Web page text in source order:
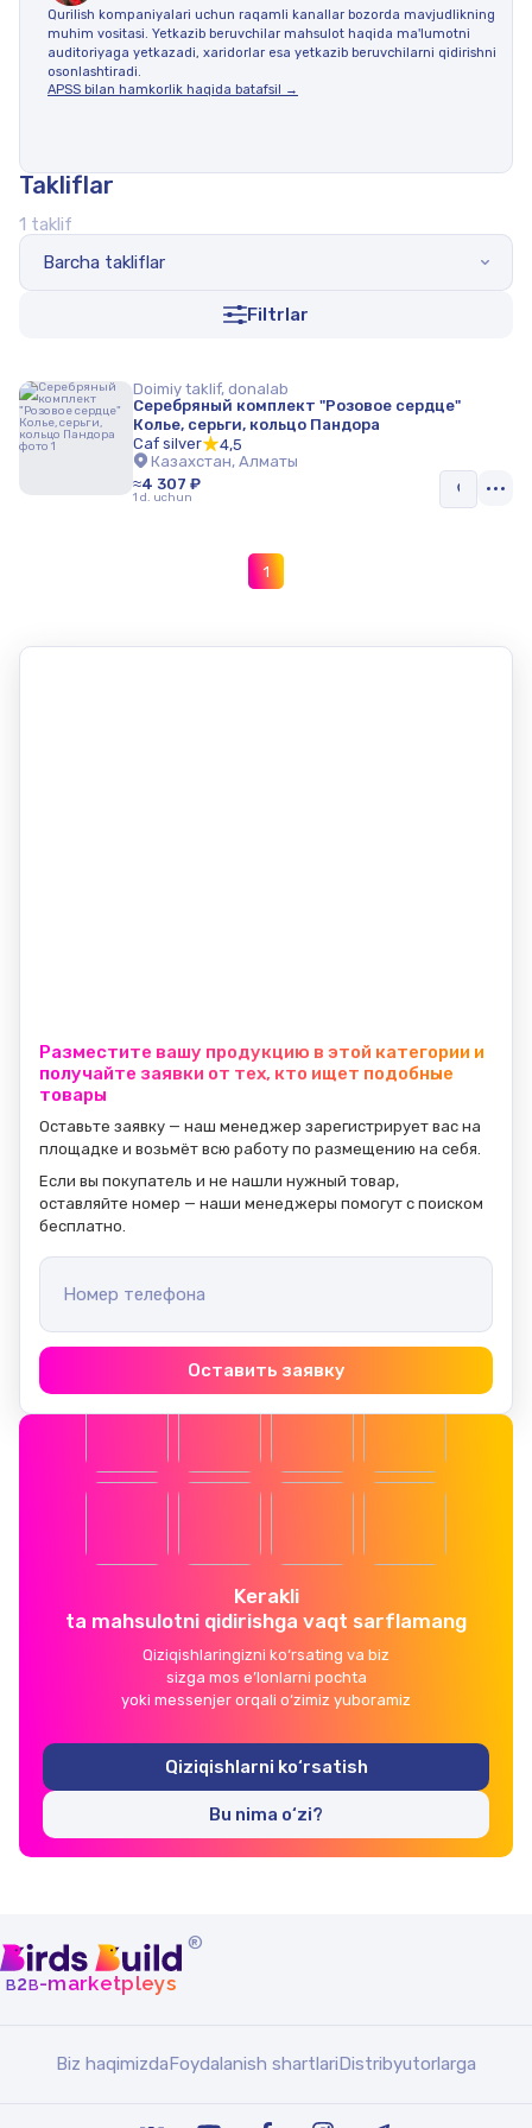
Qurilish kompaniyalari uchun raqamli kanallar bozorda mavjudlikning
muhim vositasi. Yetkazib beruvchilar mahsulot haqida ma'lumotni
auditoriyaga yetkazadi, xaridorlar esa yetkazib beruvchilarni qidirishni
osonlashtiradi.
APSS bilan hamkorlik haqida batafsil →
Takliflar
Barcha takliflar
Filtrlar
1 taklif
Doimiy taklif, donalab
Серебряный комплект "Розовое сердце"
Колье, серьги, кольцо Пандора
Caf silver
4,5
Казахстан, Алматы
≈4 307 ₽
1 d. uchun
1
Разместите вашу продукцию в этой категории и
получайте заявки от тех, кто ищет подобные
товары
Оставьте заявку — наш менеджер зарегистрирует вас на
площадке и возьмёт всю работу по размещению на себя.
Если вы покупатель и не нашли нужный товар,
оставляйте номер — наши менеджеры помогут с поиском
бесплатно.
Номер телефона
Оставить заявку
Kerakli
ta mahsulotni qidirishga vaqt sarflamang
Qiziqishlaringizni ko‘rsating va biz
sizga mos e’lonlarni pochta
yoki messenjer orqali o‘zimiz yuboramiz
Qiziqishlarni ko‘rsatish
Bu nima o‘zi?
®
b2b-marketpleys
Biz haqimizdaFoydalanish shartlariDistribyutorlarga